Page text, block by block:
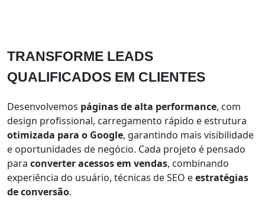
TRANSFORME LEADS
QUALIFICADOS EM CLIENTES
Desenvolvemos páginas de alta performance, com
design profissional, carregamento rápido e estrutura
otimizada para o Google, garantindo mais visibilidade
e oportunidades de negócio. Cada projeto é pensado
para converter acessos em vendas, combinando
experiência do usuário, técnicas de SEO eestratégias
de conversão.